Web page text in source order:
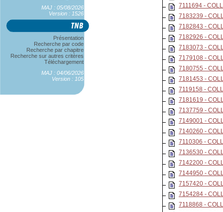
MAJ : 05/08/2026
Version : 1526
Présentation
Recherche par code
Recherche par chapitre
Recherche sur autres critères
Téléchargement
MAJ : 04/06/2026
Version : 105
7111694 -
7183239 -
7182843 -
7182926 -
7183073 -
7179108 -
7180755 -
7181453 -
7119158 -
7181619 -
7137759 -
7149001 -
7140260 -
7110306 -
7136530 -
7142200 -
7144950 -
7157420 -
7154284 -
7118868 -